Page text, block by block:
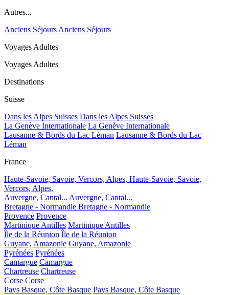
Autres...
Anciens SéjoursAnciens Séjours
Voyages Adultes
Voyages Adultes
Destinations
Suisse
Dans les Alpes Suisses Dans les Alpes Suisses
La Genève Internationale La Genève Internationale
Lausanne & Bords du Lac Léman Lausanne & Bords du Lac
Léman
France
Haute-Savoie, Savoie, Vercors, Alpes, Haute-Savoie, Savoie,
Vercors, Alpes,
Auvergne, Cantal... Auvergne, Cantal...
Bretagne - Normandie Bretagne - Normandie
Provence Provence
Martinique Antilles Martinique Antilles
Île de la Réunion Île de la Réunion
Guyane, Amazonie Guyane, Amazonie
Pyrénées Pyrénées
Camargue Camargue
Chartreuse Chartreuse
Corse Corse
Pays Basque, Côte Basque Pays Basque, Côte Basque